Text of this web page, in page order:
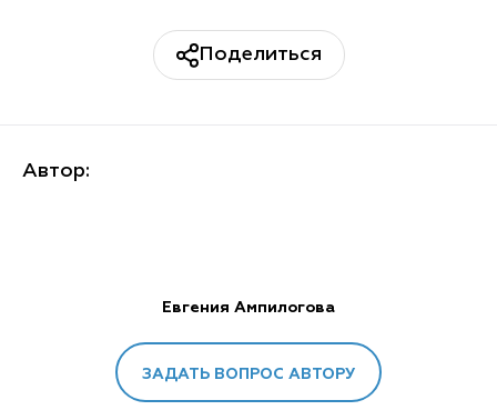
Поделиться
Автор:
Евгения Ампилогова
ЗАДАТЬ ВОПРОС АВТОРУ